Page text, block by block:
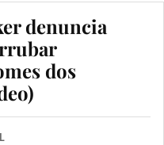
denuncia
dos